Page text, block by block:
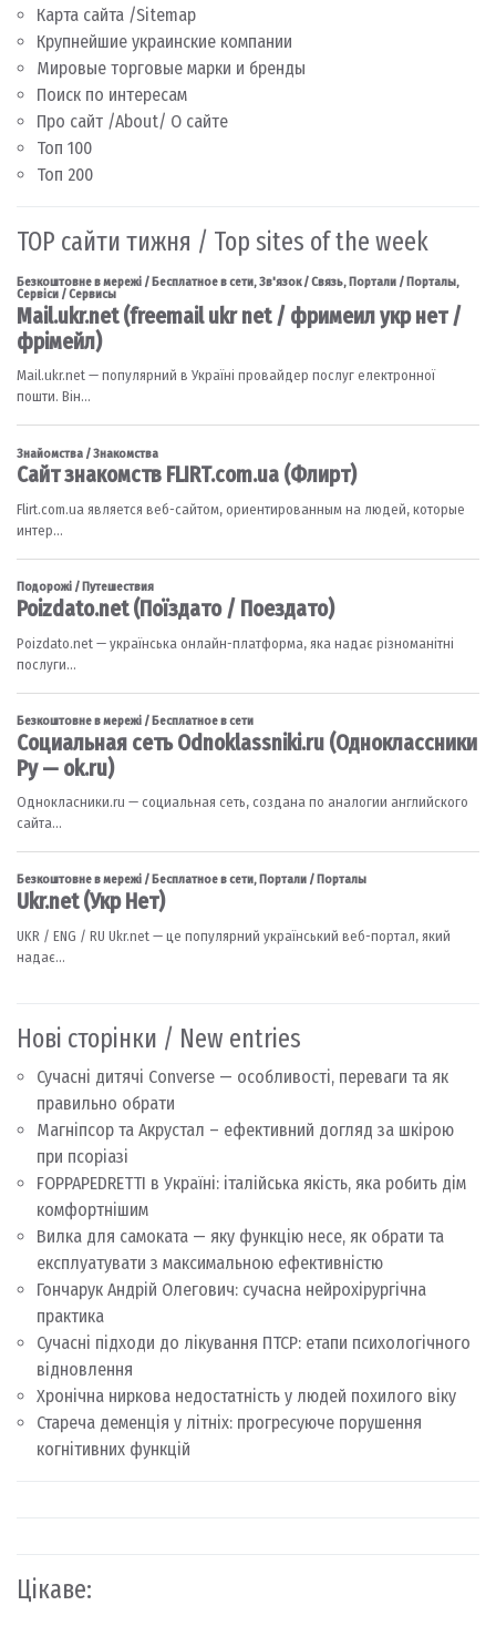
Карта сайта /Sitemap
Крупнейшие украинские компании
Мировые торговые марки и бренды
Поиск по интересам
Про сайт /About/ О сайте
Топ 100
Топ 200
TOP сайти тижня / Top sites of the week
Нові сторінки / New entries
Сучасні дитячі Converse — особливості, переваги та як
правильно обрати
Магніпсор та Акрустал – ефективний догляд за шкірою
при псоріазі
FOPPAPEDRETTI в Україні: італійська якість, яка робить дім
комфортнішим
Вилка для самоката — яку функцію несе, як обрати та
експлуатувати з максимальною ефективністю
Гончарук Андрій Олегович: сучасна нейрохірургічна
практика
Сучасні підходи до лікування ПТСР: етапи психологічного
відновлення
Хронічна ниркова недостатність у людей похилого віку
Стареча деменція у літніх: прогресуюче порушення
когнітивних функцій
Цікаве: